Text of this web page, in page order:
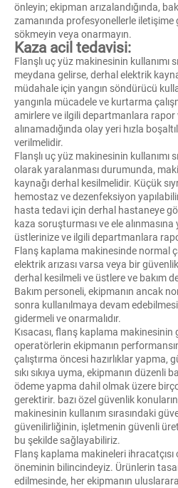
önleyin; ekipman arızalandığında,
zamanında profesyonellerle iletişime
sökmeyin veya onarmayın.
Kaza acil tedavisi:
Flanşlı uç yüz makinesinin kullanımı
meydana gelirse, derhal elektrik
müdahale için yangın söndürücü
yangınla mücadele ve kurtarma
amirlere ve ilgili departmanlara rapor
alınamadığında olay yeri hızla
verilmelidir.
Flanşlı uç yüz makinesinin kullanımı
olarak yaralanması durumunda,
kaynağı derhal kesilmelidir. Küçük
hemostaz ve dezenfeksiyon
hasta tedavi için derhal hastaneye
kaza soruşturması ve ele alınmasına
üstlerinize ve ilgili departmanlara
Flanş kaplama makinesinde normal
elektrik arızası varsa veya bir
derhal kesilmeli ve üstlere ve bakım
Bakım personeli, ekipmanın ancak
sonra kullanılmaya devam
gidermeli ve onarmalıdır.
Kısacası, flanş kaplama makinesinin
operatörlerin ekipmanın
çalıştırma öncesi hazırlıklar yapma,
sıkı sıkıya uyma, ekipmanın düzenli
ödeme yapma dahil olmak üzere
gerektirir. bazı özel güvenlik
makinesinin kullanım sırasındaki
güvenilirliğinin, işletmenin güvenli
bu şekilde sağlayabiliriz.
Flanş kaplama makineleri ihracatçısı
öneminin bilincindeyiz. Ürünlerin
edilmesinde, her ekipmanın